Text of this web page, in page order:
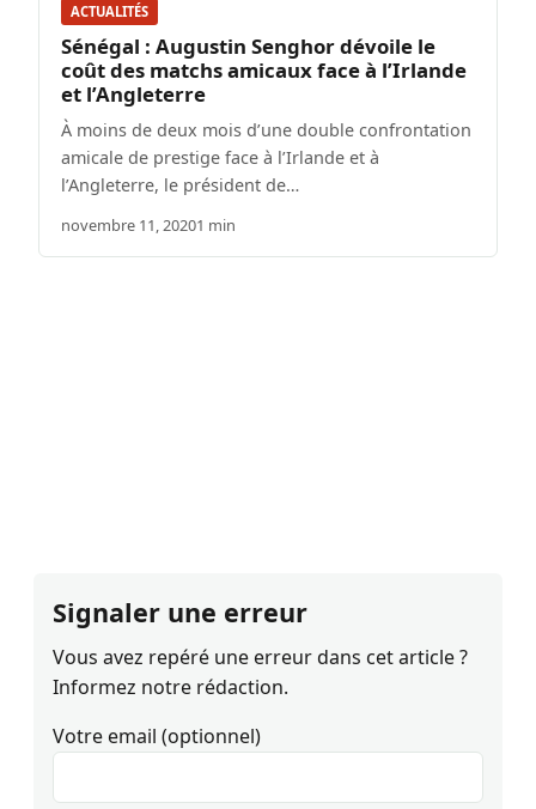
ACTUALITÉS
Sénégal : Augustin Senghor dévoile le
coût des matchs amicaux face à l’Irlande
et l’Angleterre
À moins de deux mois d’une double confrontation
amicale de prestige face à l’Irlande et à
l’Angleterre, le président de…
novembre 11, 20201 min
Signaler une erreur
Vous avez repéré une erreur dans cet article ?
Informez notre rédaction.
Votre email (optionnel)